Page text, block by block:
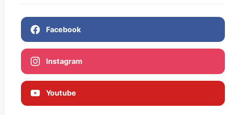
Facebook
Instagram
Youtube